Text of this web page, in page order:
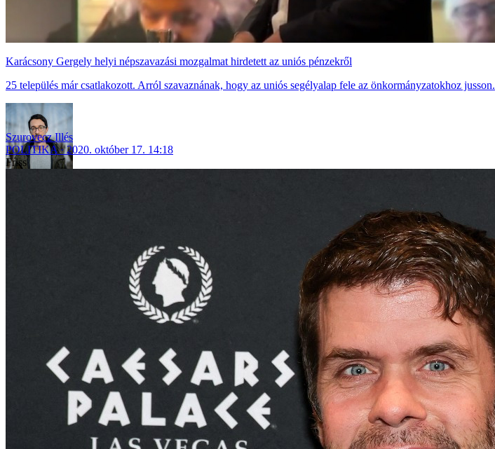
Karácsony Gergely helyi népszavazási mozgalmat hirdetett az uniós pénzekről
25 település már csatlakozott. Arról szavaznának, hogy az uniós segélyalap fele az önkormányzatokhoz jusson.
Szurovecz Illés
POLITIKA
2020. október 17. 14:18
Friss